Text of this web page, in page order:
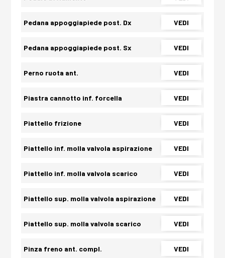
Pedana appoggiapiede post. Dx VEDI
Pedana appoggiapiede post. Sx VEDI
Perno ruota ant. VEDI
Piastra cannotto inf. forcella VEDI
Piattello frizione VEDI
Piattello inf. molla valvola aspirazione VEDI
Piattello inf. molla valvola scarico VEDI
Piattello sup. molla valvola aspirazione VEDI
Piattello sup. molla valvola scarico VEDI
Pinza freno ant. compl. VEDI